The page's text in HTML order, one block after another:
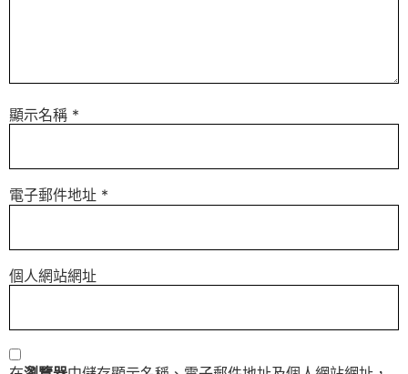
顯示名稱 *
電子郵件地址 *
個人網站網址